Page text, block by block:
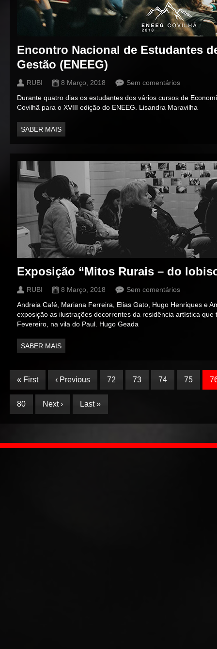
Encontro Nacional de Estudantes
Gestão (ENEEG)
RUBI 8 Março, 2018
Sem comentários
Durante quatro dias os estudantes dos vários cursos de
Covilhã para o XVIII edição do ENEEG. Lisandra Maravilha
SABER MAIS
Exposição “Mitos Rurais – do
RUBI 8 Março, 2018
Sem comentários
Andreia Café, Mariana Ferreira, Elias Gato, Hugo Henriques e
exposição as ilustrações decorrentes da residência artística
Fevereiro, na vila do Paul. Hugo Geada
SABER MAIS
« First ‹ Previous 72 73 74 75
80 Next › Last »